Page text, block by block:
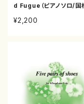
d Fugue（ピアノソロ/国
¥2,200